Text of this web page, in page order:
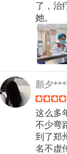
了，治
她。
顏夕
这么多
不少弯
到了郑
名不虚